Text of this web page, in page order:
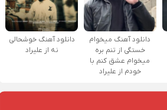
دانلود آهنگ میخوام
خستگی از تنم بره
میخوام عشق کنم با
خودم از علیراد
دانلود آهنگ خوشحالی
نه از علیراد